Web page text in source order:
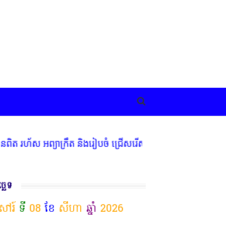
រឹត និងរៀបចំ ជ្រើសរើស ក្រុមការងារ នៅតាមបណ្តាលរាជធា
េទ
រ៍ទី 08 ខែ សីហា ឆ្នាំ 2026